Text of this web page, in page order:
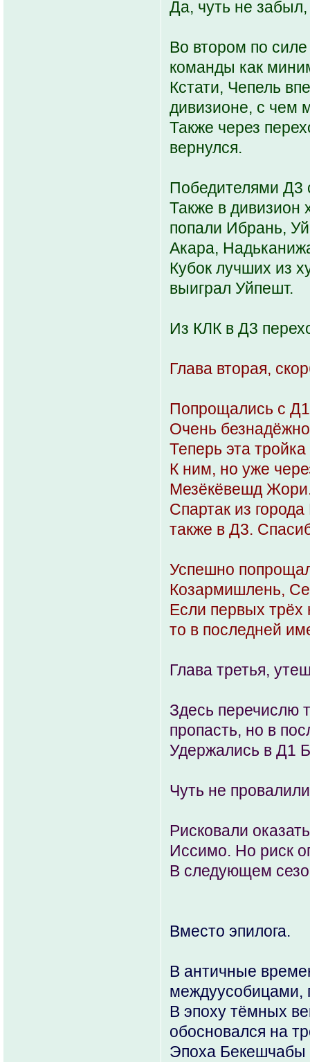
Да, чуть не
Во втором по
команды как
Кстати, Чепель
дивизионе, с чем
Также через
вернулся.
Победителями Д3
Также в дивизион
попали Ибрань,
Акара,
Кубок лучших из
выиграл Уйпешт.
Из КЛК в Д3
Глава вторая,
Попрощались с
Очень
Теперь эта
К ним, но уже
Мезёкёвешд
Спартак из
также в Д3.
Успешно
Козармишлень,
Если первых трёх
то в последней
Глава третья,
Здесь перечислю
пропасть, но в
Удержались в Д1
Чуть не
Рисковали
Иссимо. Но риск
В следующем
Вместо эпилога.
В античные
междуусобицами,
В эпоху тёмных
обосновался на
Эпоха Бекешчабы